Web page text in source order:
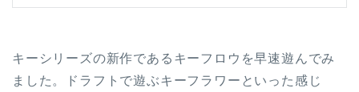
キーシリーズの新作であるキーフロウを早速遊んでみ
ました。ドラフトで遊ぶキーフラワーといった感じ